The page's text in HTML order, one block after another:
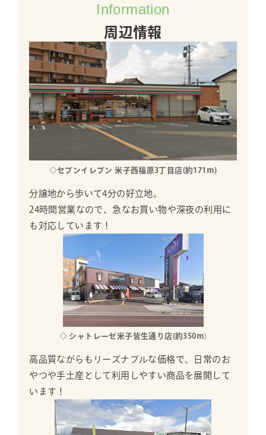
Information
周辺情報
◇セブンイレブン 米子西福原3丁目店(約171ｍ)
分譲地から歩いて4分の好立地。
24時間営業なので、急なお買い物や深夜の利用に
も対応しています！
◇ シャトレーゼ米子皆生通り店(約350ｍ)
高品質ながらもリーズナブルな価格で、日常のお
やつや手土産として利用しやすい商品を展開して
います！